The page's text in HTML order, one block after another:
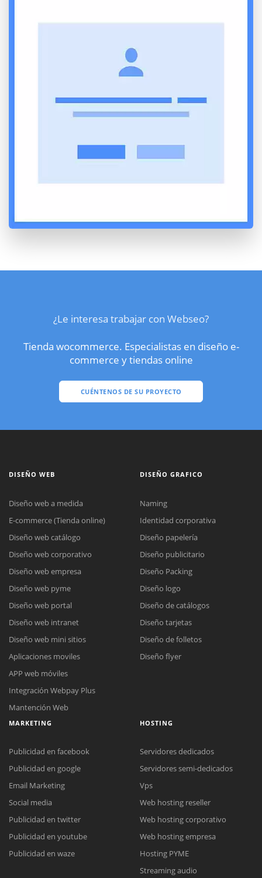
¿Le interesa trabajar con Webseo?
Tienda wocommerce. Especialistas en diseño e-
commerce y tiendas online
CUÉNTENOS DE SU PROYECTO
Reunión online
Meet para la reunión online.
Cotización
Chat Online
Todos nuestros ejecutivos están fuera de línea. Complete el formulario
DISEÑO WEB
Diseño web a medida
E-commerce (Tienda online)
Diseño web catálogo
Diseño web corporativo
Diseño web empresa
Diseño web pyme
Diseño web portal
Diseño web intranet
Diseño web mini sitios
Aplicaciones moviles
APP web móviles
Integración Webpay Plus
Mantención Web
DISEÑO GRAFICO
Naming
Identidad corporativa
Diseño papelería
Diseño publicitario
Diseño Packing
Diseño logo
Diseño de catálogos
Diseño tarjetas
Diseño de folletos
Diseño flyer
MARKETING
Publicidad en facebook
Publicidad en google
Email Marketing
Social media
Publicidad en twitter
Publicidad en youtube
Publicidad en waze
HOSTING
Servidores dedicados
Servidores semi-dedicados
Vps
Web hosting reseller
Web hosting corporativo
Web hosting empresa
Hosting PYME
Streaming audio